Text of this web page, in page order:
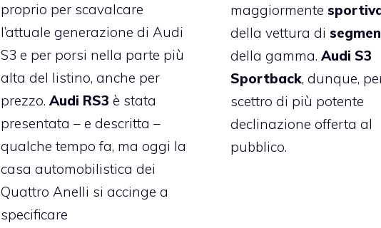
proprio per scavalcare
l’attuale generazione di Audi
S3 e per porsi nella parte più
alta del listino, anche per
prezzo. Audi RS3 è stata
presentata – e descritta –
qualche tempo fa, ma oggi la
casa automobilistica dei
Quattro Anelli si accinge a
specificare
maggiormente
della vettura di
della gamma.Audi S3
Sportback, dunque,
scettro di più potente
declinazione offerta al
pubblico.